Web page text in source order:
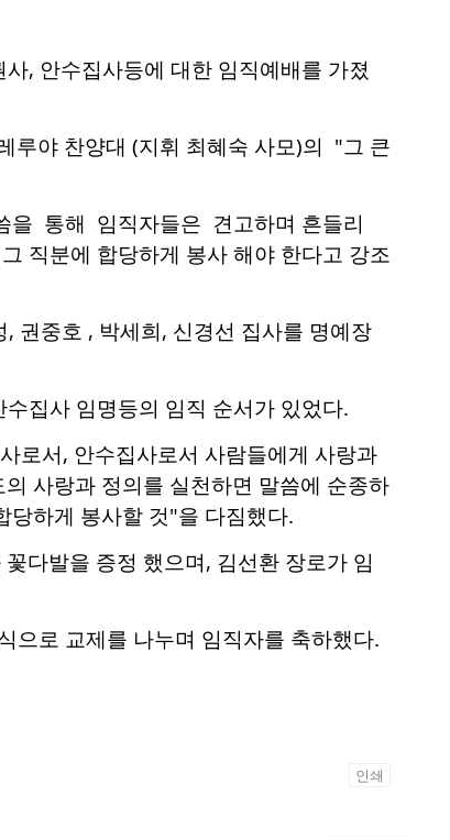
사, 안수집사등에 대한 임직예배를 가졌
루야 찬양대 (지휘 최혜숙 사모)의 "그 큰
을 통해 임직자들은 견고하며 흔들리
직분에 합당하게 봉사해야 한다고 강조
권중호 , 박세희, 신경선 집사를 명예장
집사 임명등의 임직 순서가 있었다.
로서, 안수집사로서 사람들에게 사랑과
사랑과 정의를 실천하면 말씀에 순종하
당하게 봉사할 것"을 다짐했다.
꽃다발을 증정 했으며, 김선환장로가 임
으로 교제를 나누며 임직자를 축하했다.
인쇄